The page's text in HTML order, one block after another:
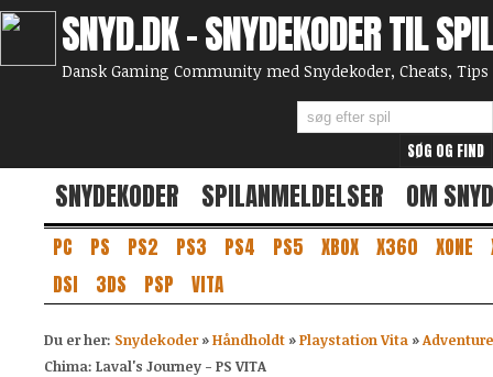
SNYD.DK - SNYDEKODER TIL SPIL
Dansk Gaming Community med Snydekoder, Cheats,
SNYDEKODER SPILANMELDELSER OM SNYD
PC PS PS2 PS3 PS4 PS5 XBOX X360 XONE
DSI
3DS PSP VITA
Du er her: Snydekoder»Håndholdt »Playstation Vita »
Chima: Laval's Journey - PS VITA